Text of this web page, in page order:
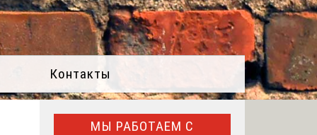
Контакты
МЫ РАБОТАЕМ С